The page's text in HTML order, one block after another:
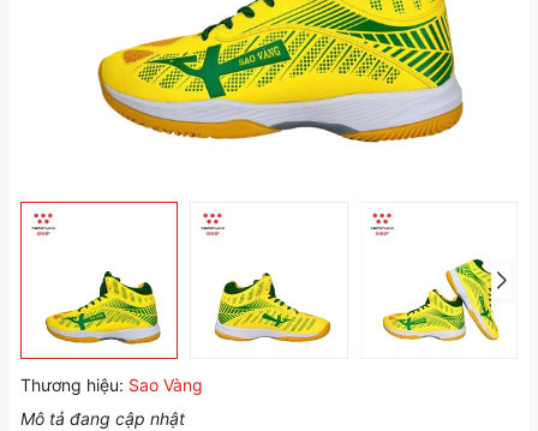
Thương hiệu: Sao Vàng
Mô tả đang cập nhật